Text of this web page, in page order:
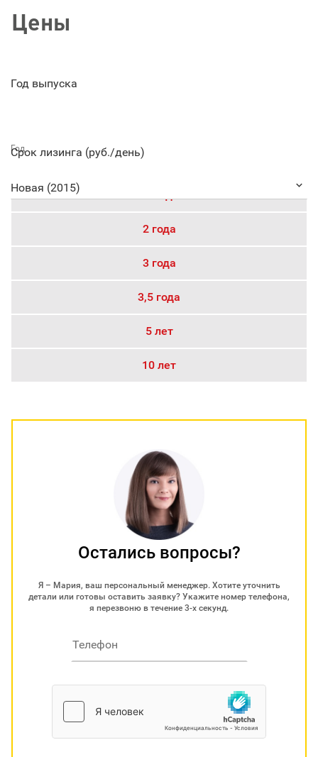
Цены
Год выпуска
Новая (2015) 
Год
Срок лизинга (руб./день)
2 года
3 года
3,5 года
5 лет
10 лет
Остались вопросы?
Я – Мария, ваш персональный менеджер. Хотите уточнить
детали или готовы оставить заявку? Укажите номер телефона,
я перезвоню в течение 3-х секунд.